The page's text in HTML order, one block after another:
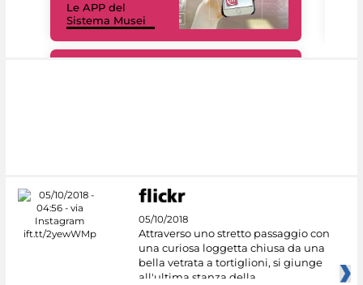
Le APP del
Sistema Musei
05/10/2018
Attraverso uno stretto passaggio con
una curiosa loggetta chiusa da una
bella vetrata a tortiglioni, si giunge
all'ultima stanza della